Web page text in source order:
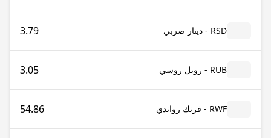
RSD - دينار صربي 3.79
RUB - روبل روسي 3.05
RWF - فرنك رواندي 54.86